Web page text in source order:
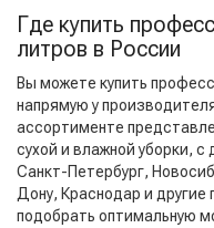
Где купить
литров в России
Вы можете купить
напрямую у
ассортименте
сухой и влажной уборки,
Санкт-Петербург,
Дону, Краснодар и
подобрать оптимальную